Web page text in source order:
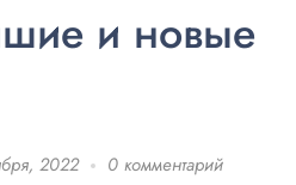
и новые
2022 0 комментарий